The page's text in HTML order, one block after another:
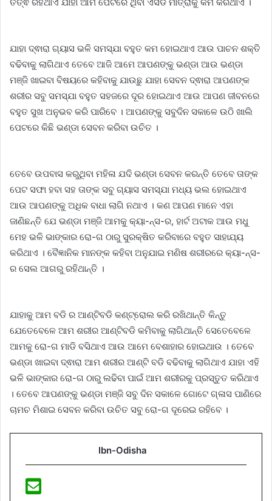
ତତ୍ଵ ରହିଥାଏ ଯାହା ଆମ ପେଟରେ ଥିବା ଏସିଡ ମାତ୍ରାକୁ କମ କରିଥାଏ ।
ଯାହା ଦ୍ଵାରା ଗ୍ୟାସ ଭଳି ସମସ୍ଯା ବହୁତ କମ ହୋଇଥାଏ ଆଉ ପାଚନ ଶକ୍ତି
ବଢିବାକୁ ଲାଗିଥାଏ ତେବେ ଆଜି ଆମେ ଆପଣଙ୍କୁ ଭଣ୍ଡା ଆଉ ଭଣ୍ଡା
ମଞ୍ଜି ଖାଇବା ବିଷୟରେ କହିବାକୁ ଯାଉଛୁ ଯାହା ସେବନ ଦ୍ଵାରା ଆପଣଙ୍କ
ଶରୀର ସବୁ ସମସ୍ଯା ବହୁତ ସହଜରେ ଦୂର ହୋଇଥାଏ ଆଉ ଆପଣ ଜୀବନରେ
ବହୁତ ସୁଖ ଅନୁଭବ କରି ପାରିବେ । ଆପଣଙ୍କୁ ସବୁଦିନ ସକାଳେ ଉଠି ଖାଲି
ପେଟରେ କିଛି ଭଣ୍ଡା ସେବନ କରିବା ଉଚିତ ।
ତେବେ ଉପବାସ କରୁଥିବା ମହିଳା ଯଦି ଭଣ୍ଡା ସେବନ କରନ୍ତି ତେବେ ତାଙ୍କ
ପେଟ ସଫା ହବା ସହ ତାଙ୍କ ସବୁ ଗ୍ୟାସ ସମସ୍ଯା ମଧ୍ୟ ଭଲ ହୋଇଥାଏ
ଆଉ ଆପଣଙ୍କୁ ଅଧିକ ବାଧା ଲାଗି ନଥାଏ । କଣ ଆପଣ ମାନେ ଏହା
ଜାଣିଛନ୍ତି ଯେ ଭଣ୍ଡା ମଞ୍ଜି ଆମକୁ କ୍ୟା-ନ୍ସ-ର, ହାର୍ଟ ଅଟାକ ଆଉ ମଧୁ
ମେହ ଭଳି ଭାଙ୍କାର ରୋ-ଗ ଠାରୁ ସୁରକ୍ଷିତ କରିବାରେ ବହୁତ ସାହାଯ୍ୟ
କରିଥାଏ । ବୈଜ୍ଞାନିକ ମାନଙ୍କ କହିବା ଅନୁଯାଇ ମଣିଷ ଶରୀରରେ କ୍ୟା-ନ୍ସ-
ର ସେଲ ଆଗରୁ ରହିଥାନ୍ତି ।
ଯାହାକୁ ଆମ ବଡି ର ଆଣ୍ଟିବଡି କଣ୍ଟ୍ରୋଲ କରି ରଖିଥାନ୍ତି କିନ୍ତୁ
ଯେତେବେଳେ ଆମ ଶରୀର ଆଣ୍ଟିବଡି କମିବାକୁ ଲାଗିଥାନ୍ତି ସେତେବେଳେ
ଆମକୁ ରୋ-ଗ ମାଡି ବସିଥାଏ ଆଉ ଆମେ ବେଶାହାର ହୋଇଥାଉ । ତେବେ
ଭଣ୍ଡା ଖାଇବା ଦ୍ଵାରା ଆମ ଶରୀର ଆଣ୍ଟି ବଡି ବଢିବାକୁ ଲାଗିଥାଏ ଯାହା ଏହି
ଭଳି ଭାଙ୍କାର ରୋ-ଗ ଠାରୁ ଲଢିବା ପାଇଁ ଆମ ଶରୀରକୁ ପ୍ରସ୍ତୁତ କରିଥାଏ
। ତେବେ ଆପଣଙ୍କୁ ଭଣ୍ଡା ମଞ୍ଜି ସବୁ ଦିନ ସକାଳେ ଗୋଟେ ଗ୍ଳାସ ପାଣିରେ
ଚାମଚ ମିଶାଇ ସେବନ କରିବା ଉଚିତ ସବୁ ରୋ-ଗ ଦୂରେଇ ରହିବେ ।
Ibn-Odisha